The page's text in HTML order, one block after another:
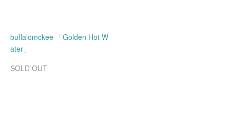
buffalomckee 「Golden Hot W
ater」
SOLD OUT